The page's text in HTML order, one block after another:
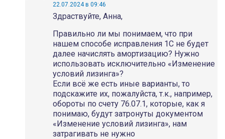
22.07.2024 в 09:46
Здраствуйте, Анна,
Правильно ли мы понимаем, что при
нашем способе исправления 1С не будет
далее начислять амортизацию? Нужно
использовать исключительно «Изменение
условий лизинга»?
Если всё же есть иные варианты, то
подскажите их, пожалуйста, т.к., например,
обороты по счету 76.07.1, которые, как я
понимаю, будут затронуты документом
«Изменение условий лизинга», нам
затрагивать не нужно